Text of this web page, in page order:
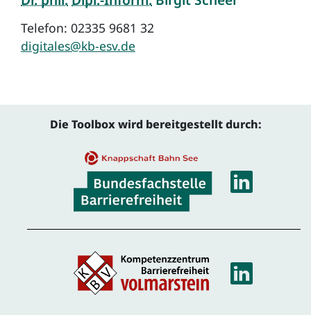
Telefon: 02335 9681 32
digitales@kb-esv.de
Die Toolbox wird bereitgestellt durch: